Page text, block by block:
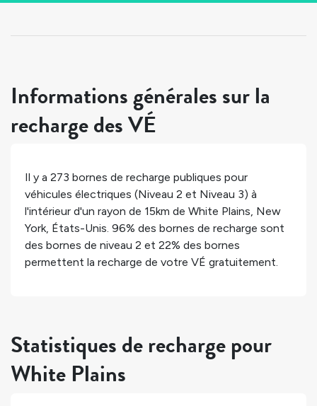
Informations générales sur la
recharge des VÉ
Il y a 273 bornes de recharge publiques pour
véhicules électriques (Niveau 2 et Niveau 3) à
l'intérieur d'un rayon de 15km de White Plains, New
York, États-Unis. 96% des bornes de recharge sont
des bornes de niveau 2 et 22% des bornes
permettent la recharge de votre VÉ gratuitement.
Statistiques de recharge pour
White Plains